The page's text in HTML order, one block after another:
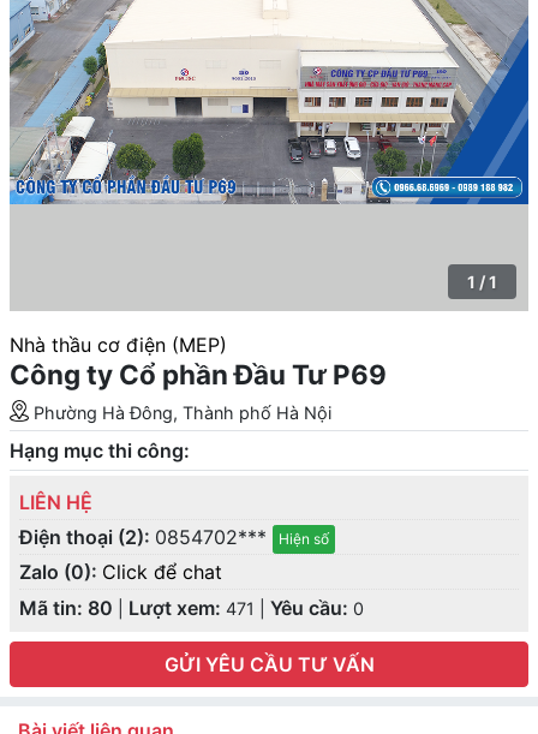
1 / 1
Nhà thầu cơ điện (MEP)
Công ty Cổ phần Đầu Tư P69
Phường Hà Đông, Thành phố Hà Nội
Hạng mục thi công:
LIÊN HỆ
Điện thoại (2): 0854702*** Hiện số
Zalo (0): Click để chat
Mã tin: 80
Lượt xem: 471 Yêu cầu: 0
GỬI YÊU CẦU TƯ VẤN